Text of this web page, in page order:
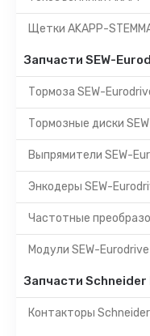
Щетки AKAPP-
Запчасти SEW-
Тормоза SEW-
Тормозные диски
Выпрямители SEW-
Энкодеры SEW-
Частотные
Модули SEW-Eurodrive
Запчасти
Контакторы